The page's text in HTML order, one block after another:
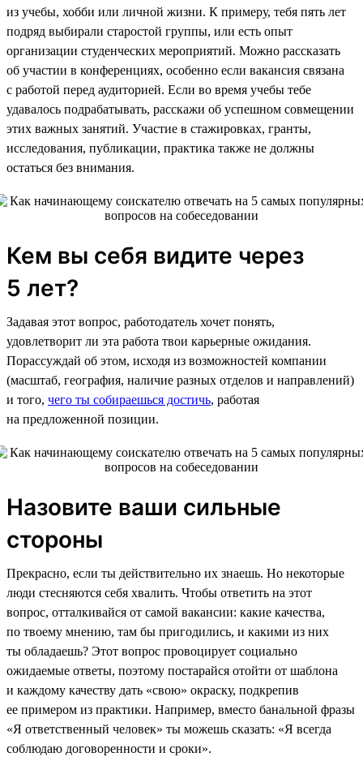
из учебы, хобби или личной жизни. К примеру, тебя пять лет
подряд выбирали старостой группы, или есть опыт
организации студенческих мероприятий. Можно рассказать
об участии в конференциях, особенно если вакансия связана
с работой перед аудиторией. Если во время учебы тебе
удавалось подрабатывать, расскажи об успешном совмещении
этих важных занятий. Участие в стажировках, гранты,
исследования, публикации, практика также не должны
остаться без внимания.
Кем вы себя видите через
5 лет?
Задавая этот вопрос, работодатель хочет понять,
удовлетворит ли эта работа твои карьерные ожидания.
Порассуждай об этом, исходя из возможностей компании
(масштаб, география, наличие разных отделов и направлений)
и того, чего ты собираешься достичь, работая
на предложенной позиции.
Назовите ваши сильные
стороны
Прекрасно, если ты действительно их знаешь. Но некоторые
люди стесняются себя хвалить. Чтобы ответить на этот
вопрос, отталкивайся от самой вакансии: какие качества,
по твоему мнению, там бы пригодились, и какими из них
ты обладаешь? Этот вопрос провоцирует социально
ожидаемые ответы, поэтому постарайся отойти от шаблона
и каждому качеству дать «свою» окраску, подкрепив
ее примером из практики. Например, вместо банальной фразы
«Я ответственный человек» ты можешь сказать: «Я всегда
соблюдаю договоренности и сроки».